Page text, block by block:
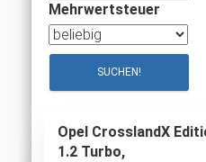
Mehrwertsteuer
Opel CrosslandX
1.2 Turbo,